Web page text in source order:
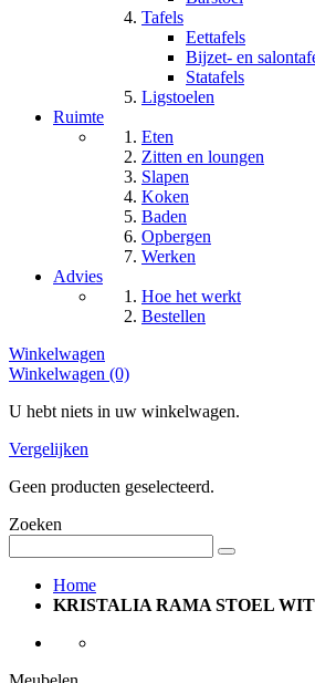
Tafels
Eettafels
Bijzet- en
Statafels
Ligstoelen
Ruimte
Eten
Zitten en loungen
Slapen
Koken
Baden
Opbergen
Werken
Advies
Hoe het werkt
Bestellen
Winkelwagen
Winkelwagen (0)
U hebt niets in uw winkelwagen.
Vergelijken
Geen producten geselecteerd.
Zoeken
Home
KRISTALIA RAMA STOEL WIT